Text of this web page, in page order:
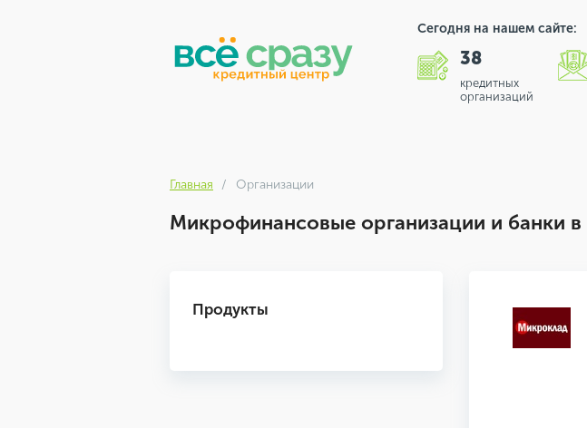
Сегодня на нашем сайте:
38
кредитных
организаций
Главная Организации
Микрофинансовые организации и банки
Продукты